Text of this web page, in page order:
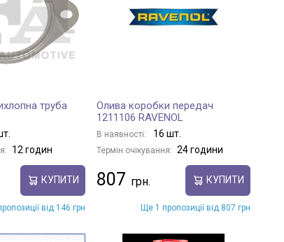
труба
12 годин
КУПИТИ
від 146 грн
Олива коробки передач
1211106 RAVENOL
В наявності: 16 шт.
Термін очікування: 24 години
807 КУПИТИ
Ще 1 пропозиції від 807 грн